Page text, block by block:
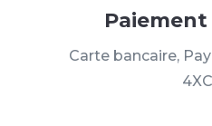
Carte bancaire,